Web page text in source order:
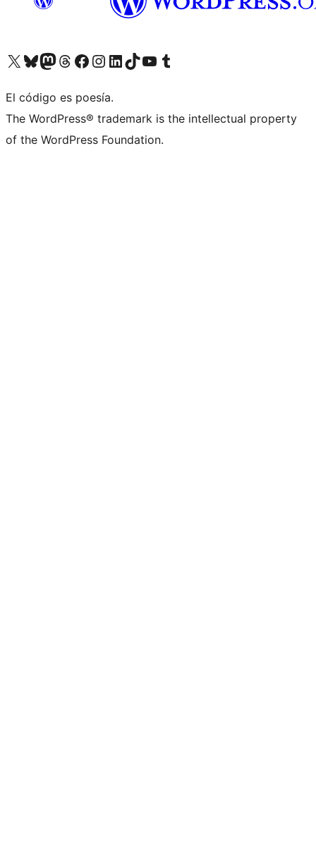
Visita nuestra cuenta de X (anteriormente Twitter)
Visita nuestra cuenta de Bluesky
Visita nuestra cuenta de Mastodon
Visita nuestra cuenta de Threads
Visita nuestra página de Facebook
Visita nuestra cuenta de Instagram
Visita nuestra cuenta de LinkedIn
Visita nuestra cuenta de TikTok
Visita nuestro canal de YouTube
Visita nuestra cuenta de Tumblr
El código es poesía.
The WordPress® trademark is the intellectual property
of the WordPress Foundation.